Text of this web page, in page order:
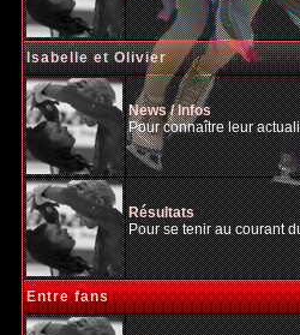
Isabelle et Olivier
News / Infos
Pour connaître leur
Résultats
Pour se tenir au courant
Entre fans